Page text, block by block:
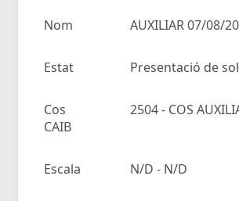
Nom AUXILIAR 07/08/
Estat Presentació de
Cos
2504 - COS
CAIB
Escala N/D - N/D